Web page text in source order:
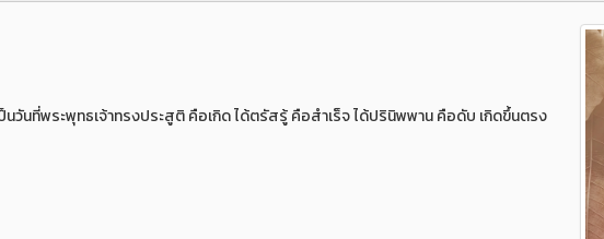
นที่พระพุทธเจ้าทรงประสูติ คือเกิด ได้ตรัสรู้ คือสำเร็จ ได้ปรินิพพาน คือดับ เกิดขึ้นตรง